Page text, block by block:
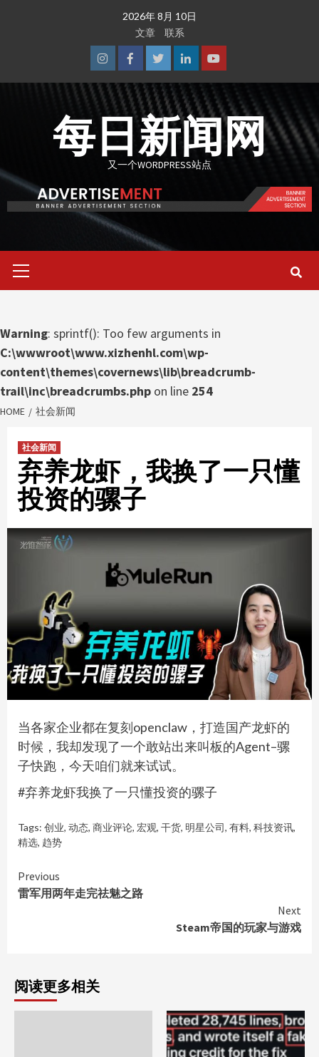
2026年 8月 10日
文章
联系
InstagramFacebook
TwitterLinkedinYoutube
每日新闻网
又一个WORDPRESS站点
Menu
Warning: sprintf(): Too few arguments in
C:\wwwroot\www.xizhenhl.com\wp-
content\themes\covernews\lib\breadcrumb-
trail\inc\breadcrumbs.php on line 254
HOME 社会新闻
社会新闻
弃养龙虾，我换了一只懂
投资的骡子
当各家企业都在复刻openclaw，打造国产龙虾的
时候，我却发现了一个敢站出来叫板的Agent–骡
子快跑，今天咱们就来试试。
#弃养龙虾我换了一只懂投资的骡子
Tags: 创业, 动态, 商业评论, 宏观, 干货, 明星公司, 有料, 科技资讯,
精选, 趋势
Continue
Reading
Previous
雷军用两年走完祛魅之路
Next
Steam帝国的玩家与游戏
阅读更多相关